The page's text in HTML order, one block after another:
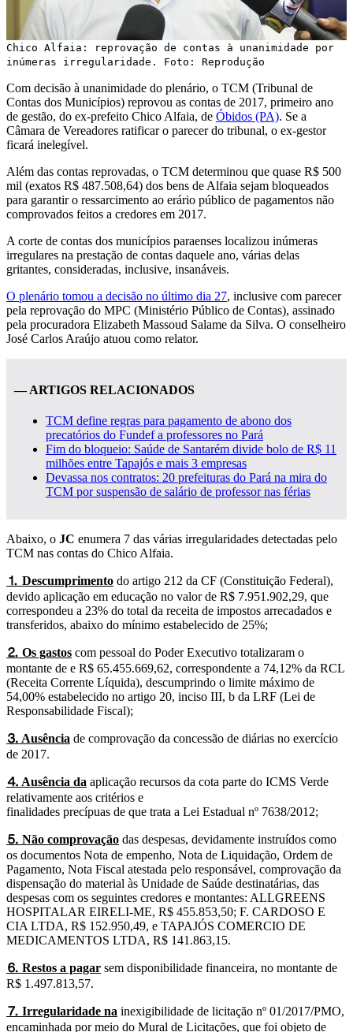
Chico Alfaia: reprovação de contas à unanimidade por
inúmeras irregularidade. Foto: Reprodução
Com decisão à unanimidade do plenário, o TCM (Tribunal de
Contas dos Municípios) reprovou as contas de 2017, primeiro ano
de gestão, do ex-prefeito Chico Alfaia, de Óbidos (PA). Se a
Câmara de Vereadores ratificar o parecer do tribunal, o ex-gestor
ficará inelegível.
Além das contas reprovadas, o TCM determinou que quase R$ 500
mil (exatos R$ 487.508,64) dos bens de Alfaia sejam bloqueados
para garantir o ressarcimento ao erário público de pagamentos não
comprovados feitos a credores em 2017.
A corte de contas dos municípios paraenses localizou inúmeras
irregulares na prestação de contas daquele ano, várias delas
gritantes, consideradas, inclusive, insanáveis.
O plenário tomou a decisão no último dia 27, inclusive com parecer
pela reprovação do MPC (Ministério Público de Contas), assinado
pela procuradora Elizabeth Massoud Salame da Silva. O conselheiro
José Carlos Araújo atuou como relator.
— ARTIGOS RELACIONADOS
TCM define regras para pagamento de abono dos
precatórios do Fundef a professores no Pará
Fim do bloqueio: Saúde de Santarém divide bolo de R$ 11
milhões entre Tapajós e mais 3 empresas
Devassa nos contratos: 20 prefeituras do Pará na mira do
TCM por suspensão de salário de professor nas férias
Abaixo, o JC enumera 7 das várias irregularidades detectadas pelo
TCM nas contas do Chico Alfaia.
⒈ Descumprimento do artigo 212 da CF (Constituição Federal),
devido aplicação em educação no valor de R$ 7.951.902,29, que
correspondeu a 23% do total da receita de impostos arrecadados e
transferidos, abaixo do mínimo estabelecido de 25%;
⒉ Os gastos com pessoal do Poder Executivo totalizaram o
montante de e R$ 65.455.669,62, correspondente a 74,12% da RCL
(Receita Corrente Líquida), descumprindo o limite máximo de
54,00% estabelecido no artigo 20, inciso III, b da LRF (Lei de
Responsabilidade Fiscal);
⒊ Ausência de comprovação da concessão de diárias no exercício
de 2017.
⒋ Ausência da aplicação recursos da cota parte do ICMS Verde
relativamente aos critérios e
finalidades precípuas de que trata a Lei Estadual nº 7638/2012;
⒌ Não comprovação das despesas, devidamente instruídos como
os documentos Nota de empenho, Nota de Liquidação, Ordem de
Pagamento, Nota Fiscal atestada pelo responsável, comprovação da
dispensação do material às Unidade de Saúde destinatárias, das
despesas com os seguintes credores e montantes: ALLGREENS
HOSPITALAR EIRELI-ME, R$ 455.853,50; F. CARDOSO E
CIA LTDA, R$ 152.950,49, e TAPAJÓS COMERCIO DE
MEDICAMENTOS LTDA, R$ 141.863,15.
⒍ Restos a pagar sem disponibilidade financeira, no montante de
R$ 1.497.813,57.
⒎ Irregularidade na inexigibilidade de licitação nº 01/2017/PMO,
encaminhada por meio do Mural de Licitações, que foi objeto de